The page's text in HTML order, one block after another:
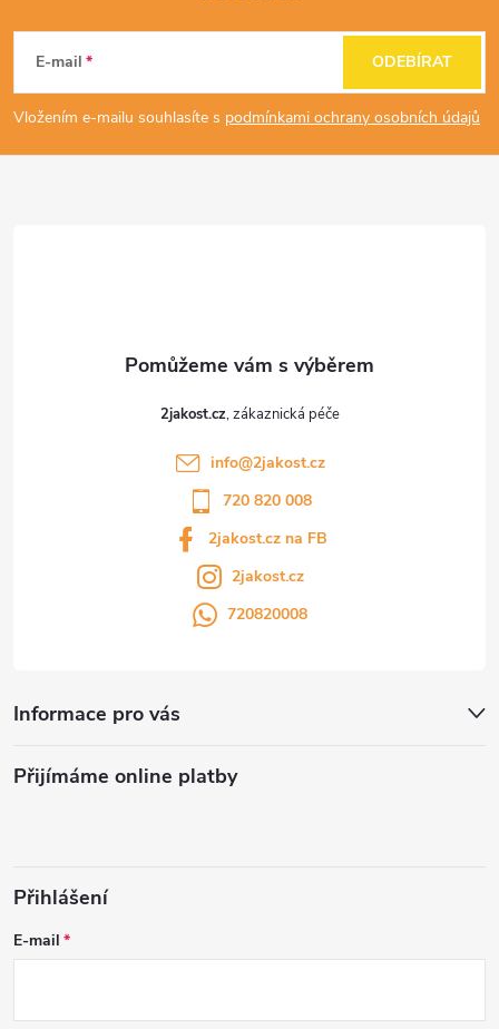
p
a
E-mail
Vložením e-mailu souhlasíte s podmínkami ochrany osobních údajů
ODEBÍRAT
2jakost.cz
info@2jakost.cz
720 820 008
2jakost.cz na FB
2jakost.cz
720820008
Informace pro vás
Přijímáme online platby
Přihlášení
E-mail